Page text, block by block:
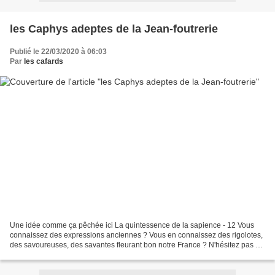
les Caphys adeptes de la Jean-foutrerie
Publié le 22/03/2020 à 06:03
Par les cafards
Une idée comme ça pêchée ici La quintessence de la sapience - 12 Vous
connaissez des expressions anciennes ? Vous en connaissez des rigolotes,
des savoureuses, des savantes fleurant bon notre France ? N'hésitez pas et